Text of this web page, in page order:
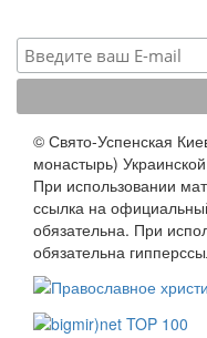
© Свято-Успенская
монастырь)
При использовании
ссылка на
обязательна. При
обязательна